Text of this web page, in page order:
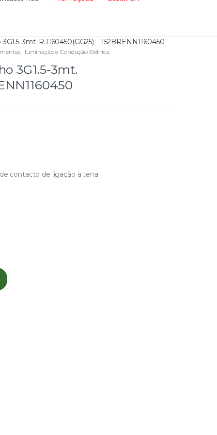
3mt. R.1160450(GG25) – 152BRENN1160450
Iluminação e Condução Elétrica
3G1.5-3mt.
contacto de ligação à terra